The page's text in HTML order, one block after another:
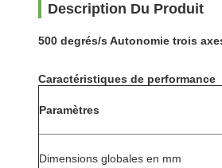
Description Du Produit
500 degrés/s Autonomie trois
Caractéristiques de performance
Paramètres
Dimensions globales en mm